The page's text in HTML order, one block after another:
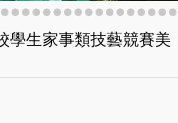
學生家事類技藝競賽美